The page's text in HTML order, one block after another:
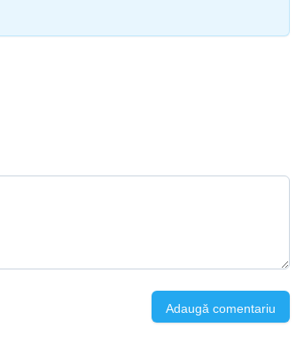
Adaugă comentariu